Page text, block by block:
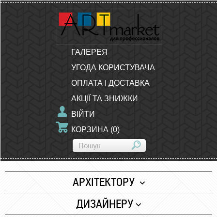
ГАЛЕРЕЯ
УГОДА КОРИСТУВАЧА
ОПЛАТА І ДОСТАВКА
АКЦІЇ ТА ЗНИЖКИ
ВІЙТИ
КОРЗИНА (0)
АРХІТЕКТОРУ
Папір
ДИЗАЙНЕРУ